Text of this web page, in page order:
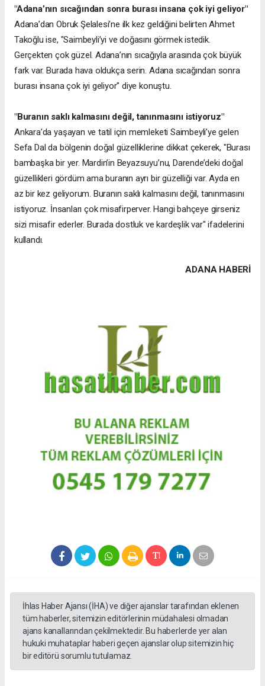
"Adana’nın sıcağından sonra burası insana çok iyi geliyor"
Adana’dan Obruk Şelalesi’ne ilk kez geldiğini belirten Ahmet
Takoğlu ise, "Saimbeyli’yi ve doğasını görmek istedik.
Gerçekten çok güzel. Adana’nın sıcağıyla arasında çok büyük
fark var. Burada hava oldukça serin. Adana sıcağından sonra
burası insana çok iyi geliyor" diye konuştu.
"Buranın saklı kalmasını değil, tanınmasını istiyoruz"
Ankara’da yaşayan ve tatil için memleketi Saimbeyli’ye gelen
Sefa Dal da bölgenin doğal güzelliklerine dikkat çekerek, "Burası
bambaşka bir yer. Mardin’in Beyazsuyu’nu, Darende’deki doğal
güzellikleri gördüm ama buranın ayrı bir güzelliği var. Ayda en
az bir kez geliyorum. Buranın saklı kalmasını değil, tanınmasını
istiyoruz. İnsanları çok misafirperver. Hangi bahçeye girseniz
sizi misafir ederler. Burada dostluk ve kardeşlik var" ifadelerini
kullandı.
ADANA HABERİ
İhlas Haber Ajansı (İHA) ve diğer ajanslar tarafından eklenen
tüm haberler, sitemizin editörlerinin müdahalesi olmadan
ajans kanallarından çekilmektedir. Bu haberlerde yer alan
hukuki muhataplar haberi geçen ajanslar olup sitemizin hiç
bir editörü sorumlu tutulamaz.